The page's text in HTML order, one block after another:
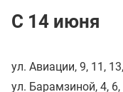
С 14 июня
ул. Авиации, 9, 11,
ул. Барамзиной, 4, 6,